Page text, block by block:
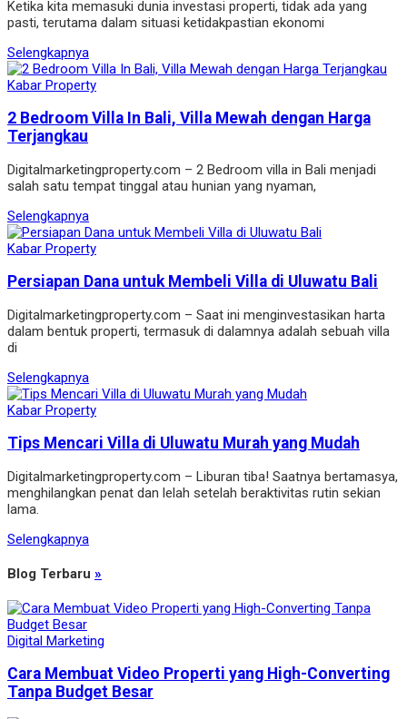
Ketika kita memasuki dunia investasi properti, tidak ada yang
pasti, terutama dalam situasi ketidakpastian ekonomi
Selengkapnya
Kabar Property
2 Bedroom Villa In Bali, Villa Mewah dengan Harga
Terjangkau
Digitalmarketingproperty.com – 2 Bedroom villa in Bali menjadi
salah satu tempat tinggal atau hunian yang nyaman,
Selengkapnya
Kabar Property
Persiapan Dana untuk Membeli Villa di Uluwatu Bali
Digitalmarketingproperty.com – Saat ini menginvestasikan harta
dalam bentuk properti, termasuk di dalamnya adalah sebuah villa
di
Selengkapnya
Kabar Property
Tips Mencari Villa di Uluwatu Murah yang Mudah
Digitalmarketingproperty.com – Liburan tiba! Saatnya bertamasya,
menghilangkan penat dan lelah setelah beraktivitas rutin sekian
lama.
Selengkapnya
Blog Terbaru »
Digital Marketing
Cara Membuat Video Properti yang High-Converting
Tanpa Budget Besar